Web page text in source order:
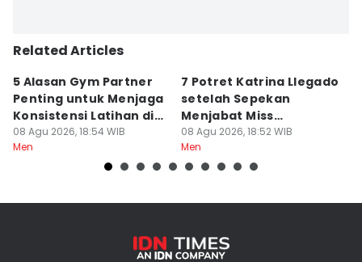
Related Articles
5 Alasan Gym Partner
Penting untuk Menjaga
Konsistensi Latihan di
Gym
08 Agu 2026, 18:54 WIB
Men
7 Potret Katrina Llegado
setelah Sepekan
Menjabat Miss
Supranational 2026
08 Agu 2026, 18:52 WIB
Men